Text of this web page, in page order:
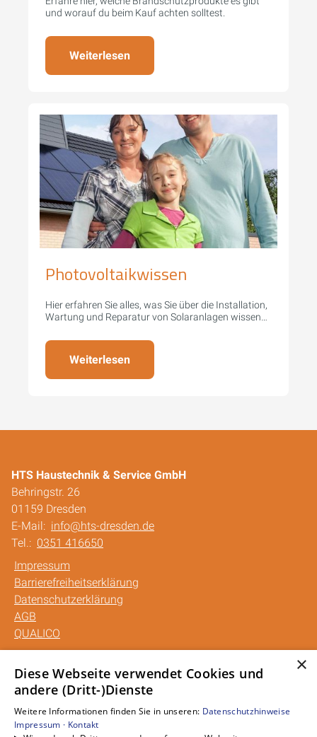
und worauf du beim Kauf achten solltest.
Weiterlesen
Photovoltaikwissen
Hier erfahren Sie alles, was Sie über die Installation,
Wartung und Reparatur von Solaranlagen wissen
Weiterlesen
HTS Haustechnik & Service GmbH
Behringstr. 26
01159 Dresden
E-Mail: info@hts-dresden.de
Tel.: 0351 416650
Impressum
Barrierefreiheitserklärung
Datenschutzerklärung
AGB
QUALICO
Unsere Bereiche
Privatkunden
Gewerbekunden
Karriere
×
Diese Webseite verwendet Cookies und
andere (Dritt-)Dienste
Weitere Informationen finden Sie in unseren: Datenschutzhinweise
Impressum · Kontakt